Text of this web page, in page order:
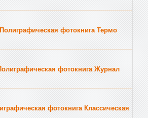
Полиграфическая фотокнига Термо
фотокнига Журнал
фотокнига Классическая